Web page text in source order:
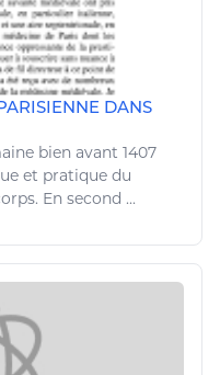
DANS
bien avant 1407
et pratique du
En second ...